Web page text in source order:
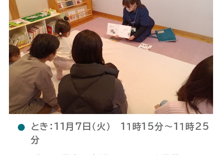
とき：11月7日（火） 1１時15分～1１時25
分